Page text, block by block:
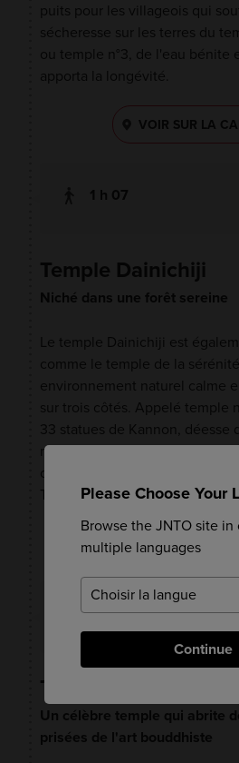
Please Choose Your
Browse the JNTO site in
multiple languages
Continue
puits pour les villageois qui
sécheresse sur les terres du
ou temple n°3, de l'eau bénite
apporta la longévité.
VOIR SUR LA
1 h 07
Temple Dainichiji
Niché dans une forêt sereine
Le temple Dainichiji est
comme le temple de la
environnement naturel calme
sur trois côtés. Appelé temple
33 statues de Kannon, déesse
miséricorde, précieusement
couloir qui relie le pavillon
Taishido.
VOIR SUR LA
26 minutes
Temple Jizoji
Un célèbre temple qui abrite
prisées de l'art bouddhiste